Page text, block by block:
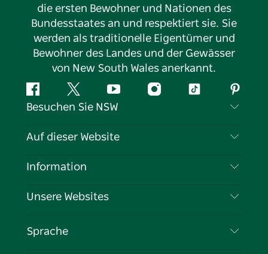
die ersten Bewohner und Nationen des
Bundesstaates an und respektiert sie. Sie
werden als traditionelle Eigentümer und
Bewohner des Landes und der Gewässer
von New South Wales anerkannt.
FacebookTwitter YouTubeInstagramTikTok
Besuchen Sie NSW
Kontaktieren Sie uns
Cookie-Hinweis
Auf dieser Website
Reiseziele
Veranstaltungen
Information
Reiseinformationen
Unternehmen in NSW
Unsere Websites
Sprache